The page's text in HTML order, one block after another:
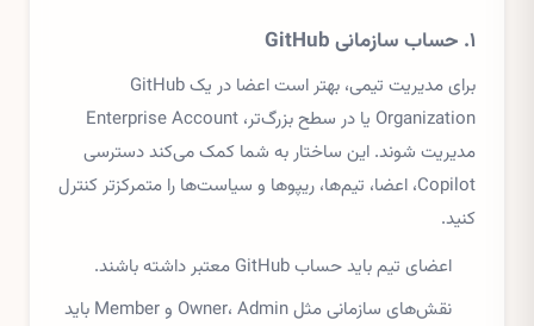
۱. حساب سازمانی GitHub
برای مدیریت تیمی، بهتر است اعضا در یک GitHub
Organization یا در سطح بزرگ‌تر، Enterprise Account
مدیریت شوند. این ساختار به شما کمک می‌کند دسترسی
Copilot، اعضا، تیم‌ها، ریپوها و سیاست‌ها را متمرکزتر کنترل
کنید.
اعضای تیم باید حساب GitHub معتبر داشته باشند.
نقش‌های سازمانی مثل Owner، Admin و Member باید